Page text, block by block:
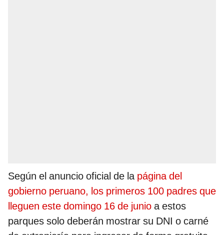
Según el anuncio oficial de la página del
gobierno peruano, los primeros 100 padres que
lleguen este domingo 16 de junio a estos
parques solo deberán mostrar su DNI o carné